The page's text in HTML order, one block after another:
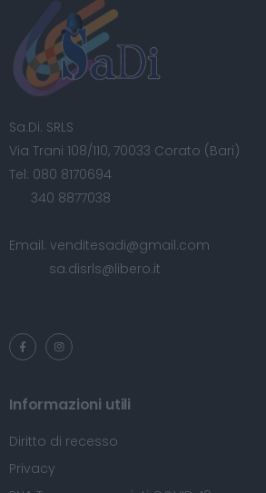
Sa.Di. SRLS
Via Trani 108/110, 70033 Corato (Bari)
Tel: 080 8170694
340 8877038
Email: venditesadi@gmail.com
sa.disrls@libero.it
Informazioni utili
Diritto di recesso
Privacy